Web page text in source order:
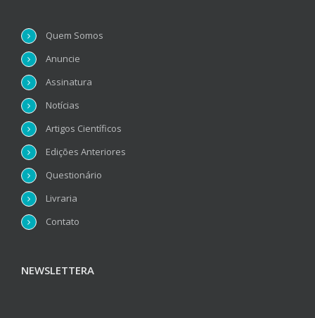
Quem Somos
Anuncie
Assinatura
Notícias
Artigos Científicos
Edições Anteriores
Questionário
Livraria
Contato
NEWSLETTERA